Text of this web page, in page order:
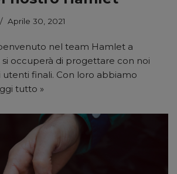
Aprile 30, 2021
nel team Hamlet a
si occuperà di progettare con noi
utenti finali. Con loro abbiamo
tutto »